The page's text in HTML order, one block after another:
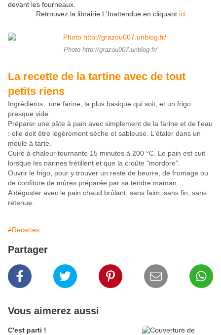
devant les fourneaux.
Retrouvez la librairie L'Inattendue en cliquant ici
Photo http://grazou007.unblog.fr/
La recette de la tartine avec de tout
petits riens
Ingrédients : une farine, la plus basique qui soit, et un frigo
presque vide.
Préparer une pâte à pain avec simplement de la farine et de l'eau
: elle doit être légèrement sèche et sableuse. L'étaler dans un
moule à tarte.
Cuire à chaleur tournante 15 minutes à 200 °C. Le pain est cuit
lorsque les narines frétillent et que la croûte "mordore".
Ouvrir le frigo, pour y trouver un reste de beurre, de fromage ou
de confiture de mûres préparée par sa tendre maman.
A déguster avec le pain chaud brûlant, sans faim, sans fin, sans
retenue.
#Recettes
Partager
Vous aimerez aussi
C'est parti !